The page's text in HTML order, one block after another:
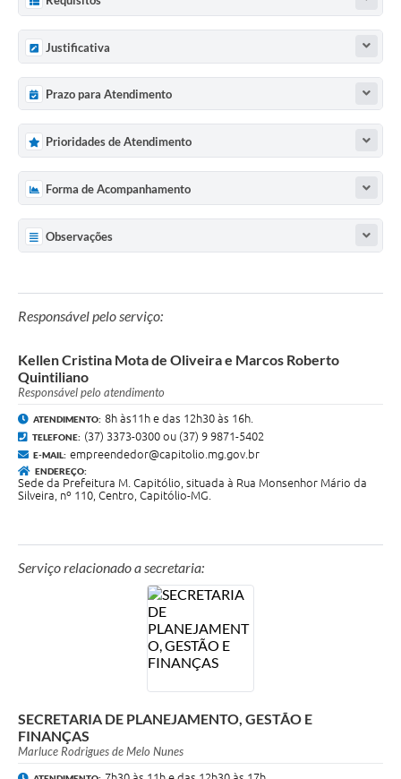
Justificativa
Prazo para Atendimento
Prioridades de Atendimento
Forma de Acompanhamento
Observações
Responsável pelo serviço:
Kellen Cristina Mota de Oliveira e Marcos Roberto
Quintiliano
Responsável pelo atendimento
ATENDIMENTO: 8h às11h e das 12h30 às 16h.
TELEFONE: (37) 3373-0300 ou (37) 9 9871-5402
E-MAIL: empreendedor@capitolio.mg.gov.br
ENDEREÇO:
Sede da Prefeitura M. Capitólio, situada à Rua Monsenhor Mário da
Silveira, nº 110, Centro, Capitólio-MG.
Serviço relacionado a secretaria:
SECRETARIA DE PLANEJAMENTO, GESTÃO E
FINANÇAS
Marluce Rodrigues de Melo Nunes